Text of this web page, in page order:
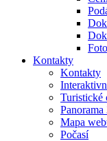
Kontakty
Kontakty
Turistické
Panorama
Mapa
Počasí